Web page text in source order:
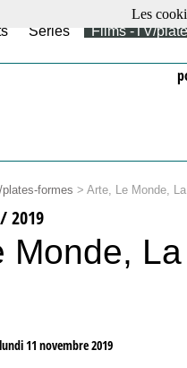
Séries Films -TV/
formes > Arte, Le Monde,
2019
Monde,
lundi 11 novembre 2019
Les